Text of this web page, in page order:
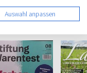
Auswahl anpassen